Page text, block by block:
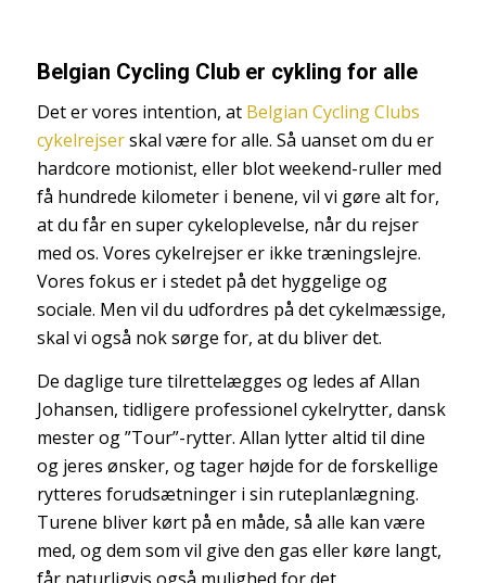
Belgian Cycling Club er cykling for alle
Det er vores intention, at Belgian Cycling Clubs
cykelrejserskal være for alle. Så uanset om du er
hardcore motionist, eller blot weekend-ruller med
få hundrede kilometer i benene, vil vi gøre alt for,
at du får en super cykeloplevelse, når du rejser
med os. Vores cykelrejser er ikke træningslejre.
Vores fokus er i stedet på det hyggelige og
sociale. Men vil du udfordres på det cykelmæssige,
skal vi også nok sørge for, at du bliver det.
De daglige ture tilrettelægges og ledes af Allan
Johansen, tidligere professionel cykelrytter, dansk
mester og ”Tour”-rytter. Allan lytter altid til dine
og jeres ønsker, og tager højde for de forskellige
rytteres forudsætninger i sin ruteplanlægning.
Turene bliver kørt på en måde, så alle kan være
med, og dem som vil give den gas eller køre langt,